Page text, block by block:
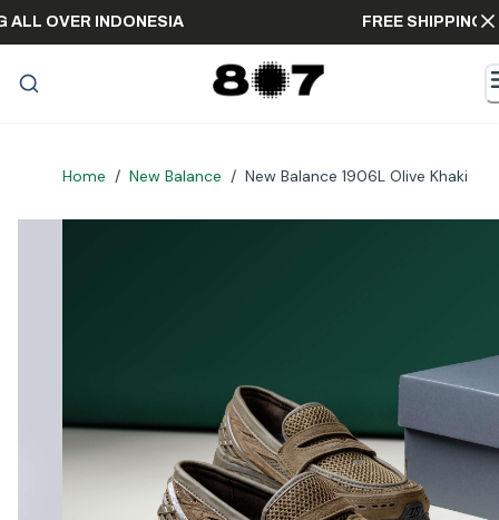
ALL OVER INDONESIA FREE
Home / New Balance / New Balance 1906L Olive Khaki